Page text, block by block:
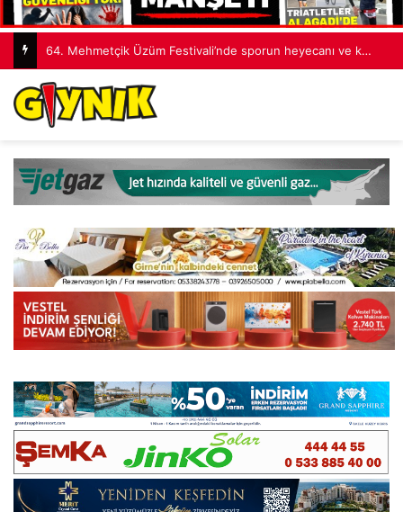
64. Mehmetçik Üzüm Festivali’nde sporun heyecanı ve kültürlerin buluşması büyük beğeni topladı